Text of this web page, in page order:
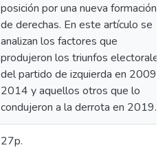
posición por una nueva formación
de derechas. En este artículo se
analizan los factores que
produjeron los triunfos electorales
del partido de izquierda en 2009 y
2014 y aquellos otros que lo
condujeron a la derrota en 2019.
27p.